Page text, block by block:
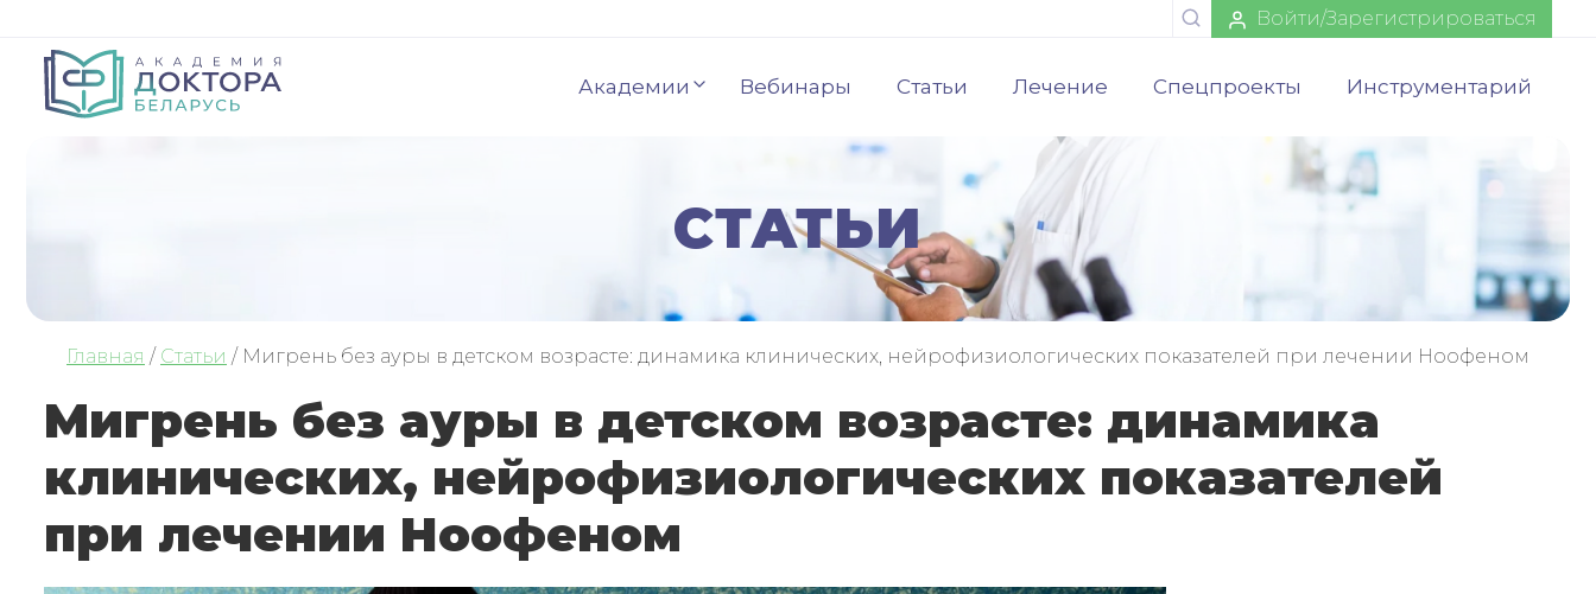
Войти/Зарегистрироваться
Академии Вебинары Статьи Лечение Спецпроекты Инструментарий
СТАТЬИ
Главная / Статьи / Мигрень без ауры в детском возрасте: динамика клинических, нейрофизиологических показателей при лечении Ноофеном
Мигрень без ауры в детском возрасте: динамика
клинических, нейрофизиологических показателей
при лечении Ноофеном